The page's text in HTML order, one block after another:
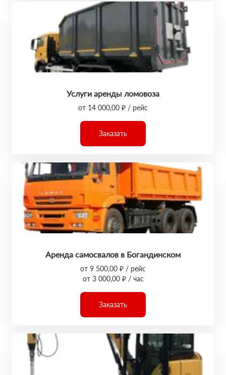
Услуги аренды ломовоза
от 14 000,00 ₽ / рейс
Заказать
Аренда самосвалов в Богандинском
от 9 500,00 ₽ / рейс
от 3 000,00 ₽ / час
Заказать